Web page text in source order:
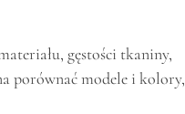
gęstości tkaniny,
porównać modele i kolory,